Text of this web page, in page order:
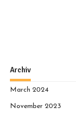
Archiv
March 2024
November 2023